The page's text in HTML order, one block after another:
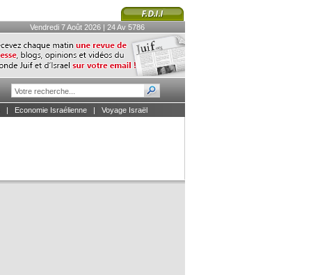
Vendredi 7 Août 2026 | 24 Av 5786
| Economie Israélienne| Voyage Israël